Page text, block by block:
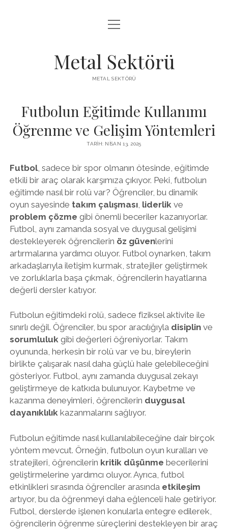
LISTE
SPOTIFY TAKIPÇI KAZANMA
menüyü
aç
Metal Sektörü
METAL SEKTÖRÜ
Futbolun Eğitimde Kullanımı
Öğrenme ve Gelişim Yöntemleri
TARIH: NISAN 13, 2025
Futbol, sadece bir spor olmanın ötesinde, eğitimde
etkili bir araç olarak karşımıza çıkıyor. Peki, futbolun
eğitimde nasıl bir rolü var? Öğrenciler, bu dinamik
oyun sayesinde takım çalışması, liderlik ve
problem çözme gibi önemli beceriler kazanıyorlar.
Futbol, aynı zamanda sosyal ve duygusal gelişimi
destekleyerek öğrencilerin öz güvenlerini
artırmalarına yardımcı oluyor. Futbol oynarken, takım
arkadaşlarıyla iletişim kurmak, stratejiler geliştirmek
ve zorluklarla başa çıkmak, öğrencilerin hayatlarına
değerli dersler katıyor.
Futbolun eğitimdeki rolü, sadece fiziksel aktivite ile
sınırlı değil. Öğrenciler, bu spor aracılığıyla disiplinve
sorumlulukgibi değerleri öğreniyorlar. Takım
oyununda, herkesin bir rolü var ve bu, bireylerin
birlikte çalışarak nasıl daha güçlü hale gelebileceğini
gösteriyor. Futbol, aynı zamanda duygusal zekayı
geliştirmeye de katkıda bulunuyor. Kaybetme ve
kazanma deneyimleri, öğrencilerin duygusal
dayanıklılıkkazanmalarını sağlıyor.
Futbolun eğitimde nasıl kullanılabileceğine dair birçok
yöntem mevcut. Örneğin, futbolun oyun kuralları ve
stratejileri, öğrencilerin kritik düşünme becerilerini
geliştirmelerine yardımcı oluyor. Ayrıca, futbol
etkinlikleri sırasında öğrenciler arasında etkileşim
artıyor, bu da öğrenmeyi daha eğlenceli hale getiriyor.
Futbol, derslerde işlenen konularla entegre edilerek,
öğrencilerin öğrenme süreçlerini destekleyen bir araç